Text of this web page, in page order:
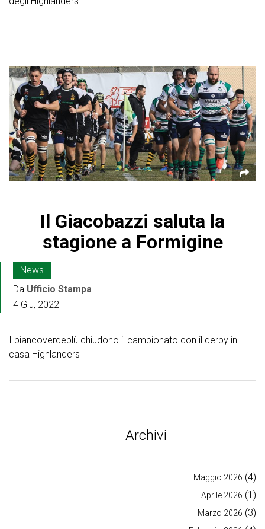
Il Giacobazzi saluta la
stagione a Formigine
News
Da Ufficio Stampa
4 Giu, 2022
I biancoverdeblù chiudono il campionato con il derby in
casa Highlanders
Archivi
Maggio 2026 (4)
Aprile 2026 (1)
Marzo 2026 (3)